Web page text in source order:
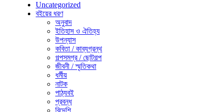
Uncategorized
বইয়ের ধরণ
অনুবাদ
ইতিহাস ও ঐতিহ্য
উপন্যাস
কবিতা / কাব্যগ্রন্থ
গল্পসমগ্র / ছোটগল্প
জীবনী / স্মৃতিকথা
ধর্মীয়
নাটক
পাঠ্যবই
প্রবন্ধ
বিদেশি